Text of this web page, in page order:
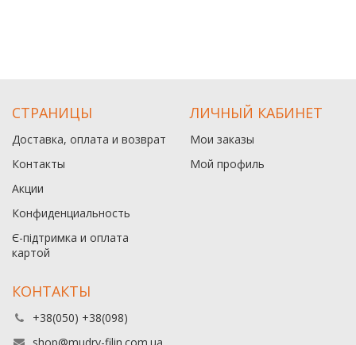
СТРАНИЦЫ
Доставка, оплата и возврат
Контакты
Акции
Конфиденциальность
Є-підтримка и оплата
картой
ЛИЧНЫЙ КАБИНЕТ
Мои заказы
Мой профиль
КОНТАКТЫ
+38(050) +38(098)